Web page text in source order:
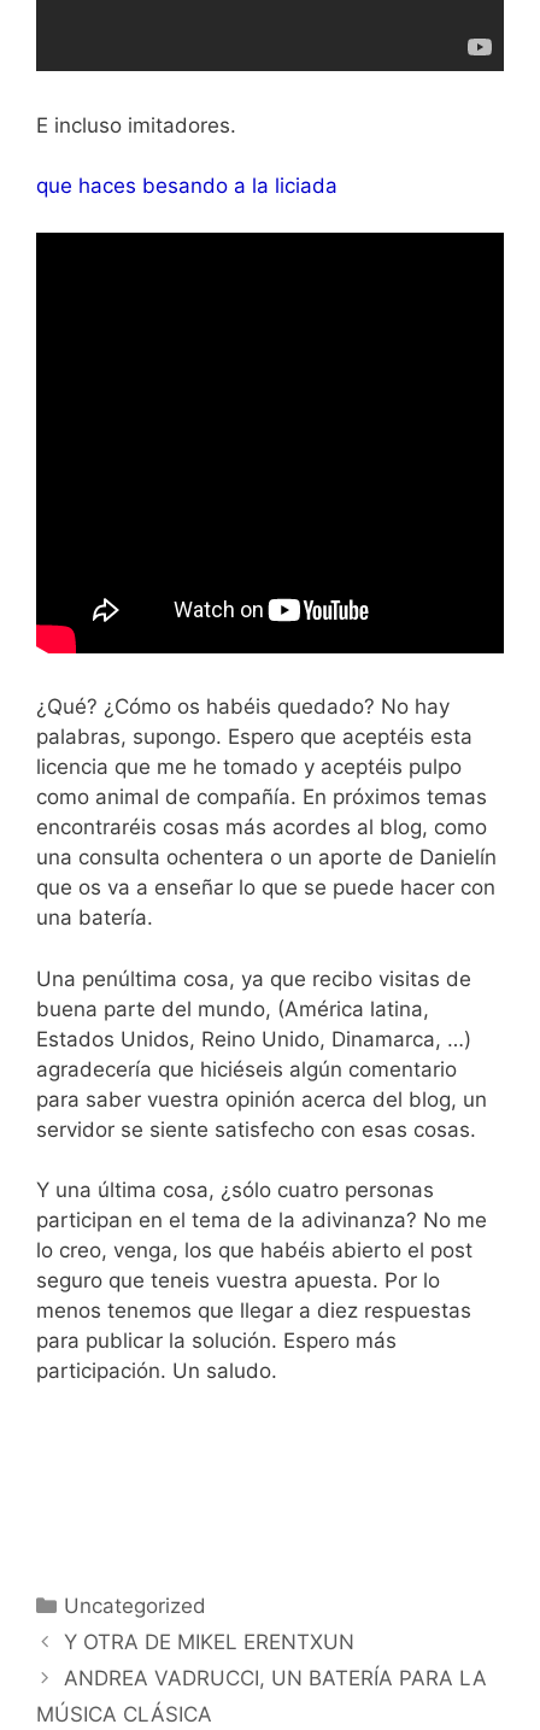
E incluso imitadores.
que haces besando a la liciada
¿Qué? ¿Cómo os habéis quedado? No hay
palabras, supongo. Espero que aceptéis esta
licencia que me he tomado y aceptéis pulpo
como animal de compañía. En próximos temas
encontraréis cosas más acordes al blog, como
una consulta ochentera o un aporte de Danielín
que os va a enseñar lo que se puede hacer con
una batería.
Una penúltima cosa, ya que recibo visitas de
buena parte del mundo, (América latina,
Estados Unidos, Reino Unido, Dinamarca, …)
agradecería que hiciéseis algún comentario
para saber vuestra opinión acerca del blog, un
servidor se siente satisfecho con esas cosas.
Y una última cosa, ¿sólo cuatro personas
participan en el tema de la adivinanza? No me
lo creo, venga, los que habéis abierto el post
seguro que teneis vuestra apuesta. Por lo
menos tenemos que llegar a diez respuestas
para publicar la solución. Espero más
participación. Un saludo.
Categorías
Uncategorized
Y OTRA DE MIKEL ERENTXUN
ANDREA VADRUCCI, UN BATERÍA PARA LA
MÚSICA CLÁSICA